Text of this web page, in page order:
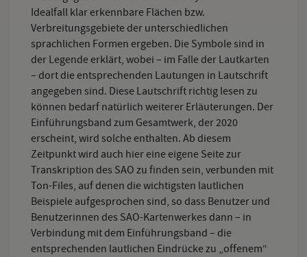
Idealfall klar erkennbare Flächen bzw.
Verbreitungsgebiete der unterschiedlichen
sprachlichen Formen ergeben. Die Symbole sind in
der Legende erklärt, wobei – im Falle der Lautkarten
– dort die entsprechenden Lautungen in Lautschrift
angegeben sind. Diese Lautschrift richtig lesen zu
können bedarf natürlich weiterer Erläuterungen. Der
Einführungsband zum Gesamtwerk, der 2020
erscheint, wird solche enthalten. Ab diesem
Zeitpunkt wird auch hier eine eigene Seite zur
Transkription des SAO zu finden sein, verbunden mit
Ton-Files, auf denen die wichtigsten lautlichen
Beispiele aufgesprochen sind, so dass Benutzer und
Benutzerinnen des SAO-Kartenwerkes dann – in
Verbindung mit dem Einführungsband – die
entsprechenden lautlichen Eindrücke zu „offenem“